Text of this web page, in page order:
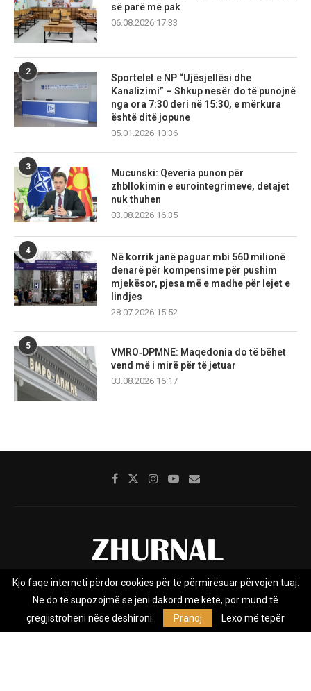
së parë më pak
06.08.2026 17:33
2
Sportelet e NP “Ujësjellësi dhe
Kanalizimi” – Shkup nesër do të punojnë
nga ora 7:30 deri në 15:30, e mërkura
është ditë jopune
05.01.2026 10:36
3
Mucunski: Qeveria punon për
zhbllokimin e eurointegrimeve, detajet
nuk thuhen
03.08.2026 16:35
4
Në korrik janë paguar mbi 560 milionë
denarë për kompensime për pushim
mjekësor, pjesa më e madhe për lejet e
lindjes
28.07.2026 15:52
5
VMRO‑DPMNE: Maqedonia do të bëhet
vend më i mirë për të jetuar
03.08.2026 16:17
Rreth nesh Impresumi Marketing
Kontakt
Privacy Policy
Zhurnal.mk është Agjenci e Lajmeve e pavarur, e themeluar në vitin
Kjo faqe interneti përdor cookies për të përmirësuar përvojën tuaj.
Ne do të supozojmë se jeni dakord me këtë, por mund të
çregjistroheni nëse dëshironi.
Pranoj Lexo më tepër